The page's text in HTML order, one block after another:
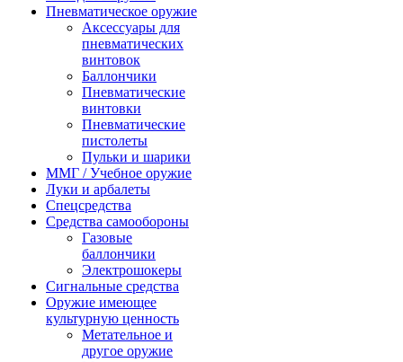
Пневматическое оружие
Аксессуары для
пневматических
винтовок
Баллончики
Пневматические
винтовки
Пневматические
пистолеты
Пульки и шарики
ММГ / Учебное оружие
Луки и арбалеты
Спецсредства
Средства самообороны
Газовые
баллончики
Электрошокеры
Сигнальные средства
Оружие имеющее
культурную ценность
Метательное и
другое оружие